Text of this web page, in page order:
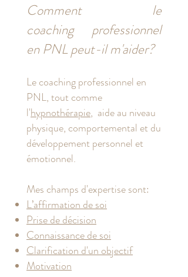
Comment le
coaching professionnel
en PNL peut-il m'aider?
Le coaching professionnel en
PNL, tout comme
l'hypnothérapie, aide au niveau
physique, comportemental et du
développement personnel et
émotionnel.
Mes champs d'expertise sont:
L’affirmation de soi
Prise de décision
Connaissance de soi
Clarification d'un objectif
Motivation